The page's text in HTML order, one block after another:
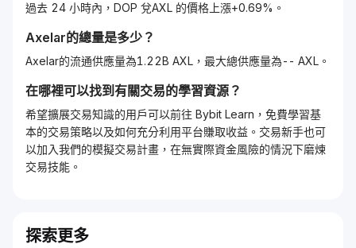
過去 24 小時內，DOP 兌AXL 的價格上漲+0.69%。
Axelar的總量是多少？
Axelar的流通供應量為1.22B AXL，最大總供應量為-- AXL。
在哪裡可以找到有關交易的學習資源？
希望擴展交易知識的用戶可以前往 Bybit Learn，免費學習基
本的交易策略以及如何充分利用平台賺取收益。交易新手也可
以加入我們的模擬交易計畫，在無實際資金風險的情況下磨煉
交易技能。
探索更多